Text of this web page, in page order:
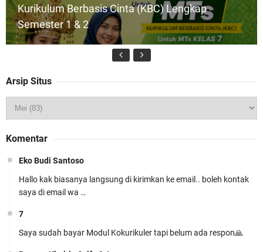
Kurikulum Berbasis Cinta (KBC) Lengkap
Semester 1 & 2
Download Program Kerja Wakil Kepala
Berbasis Kurikulum Cinta
Arsip Situs
Komentar
Eko Budi Santoso
Hallo kak biasanya langsung di kirimkan ke email.. boleh kontak
saya di email wa …
7
Saya sudah bayar Modul Kokurikuler tapi belum ada respon🙏